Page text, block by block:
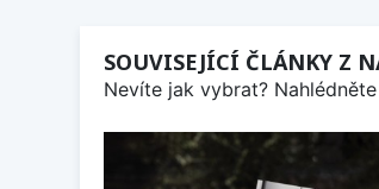
SOUVISEJÍCÍ ČLÁNKY Z
Nevíte jak vybrat?